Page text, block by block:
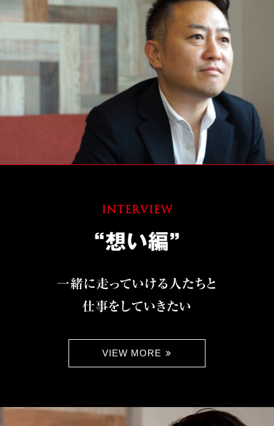
INTERVIEW
“想い編”
一緒に走っていける人たちと
仕事をしていきたい
VIEW MORE